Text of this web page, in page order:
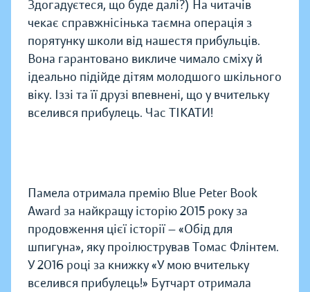
Здогадуєтеся, що буде далі?) На читачів
чекає справжнісінька таємна операція з
порятунку школи від нашестя прибульців.
Вона гарантовано викличе чимало сміху й
ідеально підійде дітям молодшого шкільного
віку. Іззі та її друзі впевнені, що у вчительку
вселився прибулець. Час ТІКАТИ!
Памела отримала премію Blue Peter Book
Award за найкращу історію 2015 року за
продовження цієї історії — «Обід для
шпигуна», яку проілюстрував Томас Флінтем.
У 2016 році за книжку «У мою вчительку
вселився прибулець!» Бутчарт отримала